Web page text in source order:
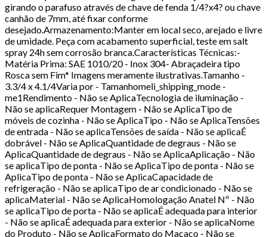
girando o parafuso através de chave de fenda 1/4?x4? ou chave
canhão de 7mm, até fixar conforme
desejado.Armazenamento:Manter em local seco, arejado e livre
de umidade. Peça com acabamento superficial, teste em salt
spray 24h sem corrosão branca.Características Técnicas:-
Matéria Prima: SAE 1010/20 - Inox 304- Abraçadeira tipo
Rosca sem Fim* Imagens meramente ilustrativas.Tamanho -
3.3/4 x 4.1/4Varia por - Tamanhomeli_shipping_mode -
me1Rendimento - Não se AplicaTecnologia de iluminação -
Não se aplicaRequer Montagem - Não se AplicaTipo de
móveis de cozinha - Não se AplicaTipo - Não se AplicaTensões
de entrada - Não se aplicaTensões de saída - Não se aplicaÉ
dobrável - Não se AplicaQuantidade de degraus - Não se
AplicaQuantidade de degraus - Não se AplicaAplicação - Não
se aplicaTipo de ponta - Não se AplicaTipo de ponta - Não se
AplicaTipo de ponta - Não se AplicaCapacidade de
refrigeração - Não se aplicaTipo de ar condicionado - Não se
aplicaMaterial - Não se AplicaHomologação Anatel Nº - Não
se aplicaTipo de porta - Não se aplicaÉ adequada para interior
- Não se aplicaÉ adequada para exterior - Não se aplicaNome
do Produto - Não se AplicaFormato do Macaco - Não se